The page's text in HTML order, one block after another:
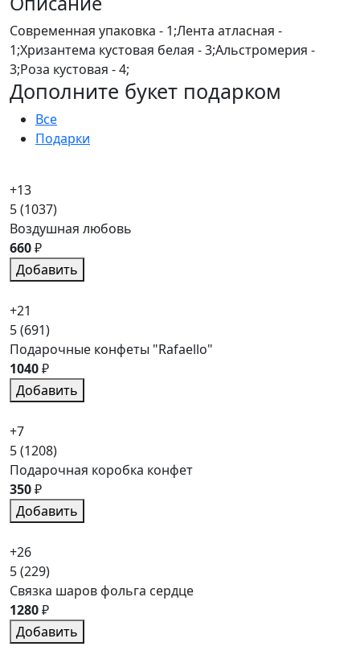
Современная упаковка - 1;Лента атласная -
1;Хризантема кустовая белая - 3;Альстромерия -
3;Роза кустовая - 4;
Дополните букет подарком
Все
Подарки
+13
5(1037)
Воздушная любовь
660₽
Добавить
+21
5(691)
Подарочные конфеты "Rafaello"
1040₽
Добавить
+7
5(1208)
Подарочная коробка конфет
350₽
Добавить
+26
5(229)
Связка шаров фольга сердце
1280₽
Добавить